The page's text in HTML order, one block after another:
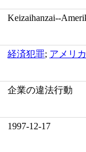
Keizaihanzai--
経済犯罪; アメリ
企業の違法行動
1997-12-17